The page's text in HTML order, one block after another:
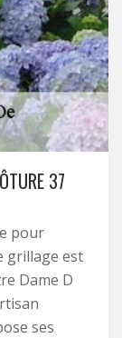
37
pour
grillage est
Dame D
ses